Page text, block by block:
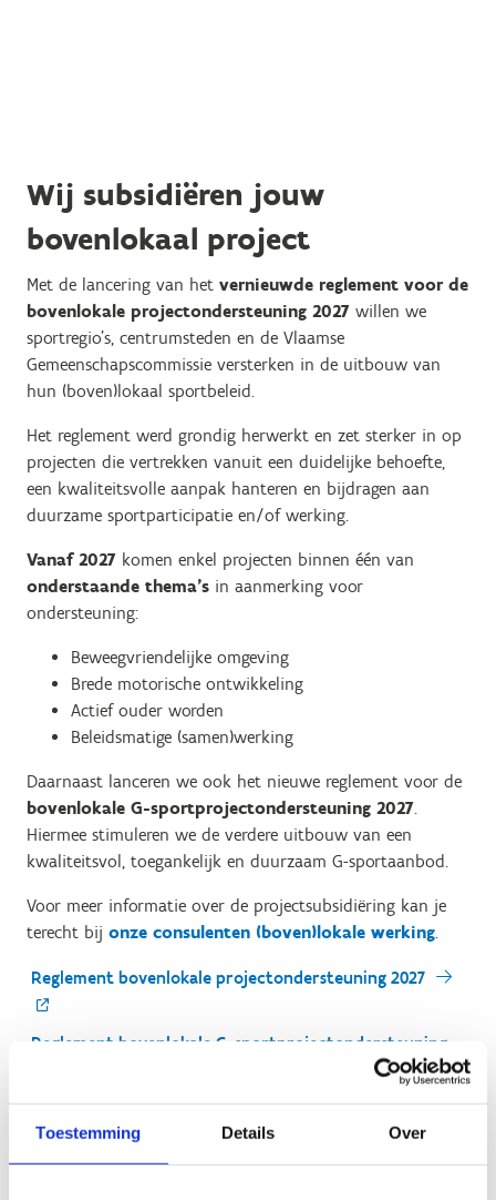
Toestemming Details Over
Wij subsidiëren jouw
bovenlokaal project
Met de lancering van het vernieuwde reglement voor de
bovenlokale projectondersteuning 2027 willen we
sportregio's, centrumsteden en de Vlaamse
Gemeenschapscommissie versterken in de uitbouw van
hun (boven)lokaal sportbeleid.
Het reglement werd grondig herwerkt en zet sterker in op
projecten die vertrekken vanuit een duidelijke behoefte,
een kwaliteitsvolle aanpak hanteren en bijdragen aan
duurzame sportparticipatie en/of werking.
Vanaf 2027 komen enkel projecten binnen één van
onderstaande thema's in aanmerking voor
ondersteuning:
Beweegvriendelijke omgeving
Brede motorische ontwikkeling
Actief ouder worden
Beleidsmatige (samen)werking
Daarnaast lanceren we ook het nieuwe reglement voor de
bovenlokale G-sportprojectondersteuning 2027.
Hiermee stimuleren we de verdere uitbouw van een
kwaliteitsvol, toegankelijk en duurzaam G-sportaanbod.
Voor meer informatie over de projectsubsidiëring kan je
terecht bij onze consulenten (boven)lokale werking.
Reglement bovenlokale projectondersteuning 2027
Reglement bovenlokale G-sportprojectondersteuning
Reglement bovenlokale projectondersteuning 2026